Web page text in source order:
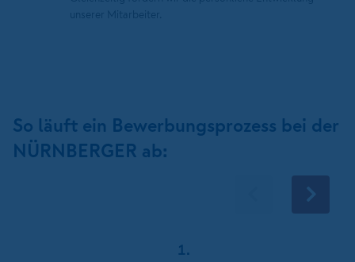
So läuft ein Bewerbungsprozess bei der
NÜRNBERGER ab:
1.